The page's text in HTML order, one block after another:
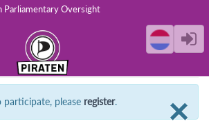
Parliamentary Oversight
×
participate, please register.